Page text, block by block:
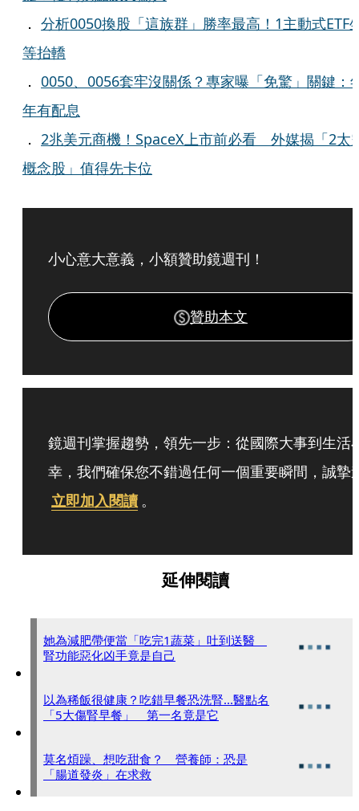
． 分析0050換股「這族群」勝率最高！1主動式ETF
等抬轎
． 0050、0056套牢沒關係？專家曝「免驚」關鍵：
年有配息
． 2兆美元商機！SpaceX上市前必看 外媒揭「2太
概念股」值得先卡位
小心意大意義，小額贊助鏡週刊！
贊助本文
鏡週刊掌握趨勢，領先一步：從國際大事到生活
幸，我們確保您不錯過任何一個重要瞬間，誠摯
立即加入閱讀 。
延伸閱讀
她為減肥帶便當「吃完1蔬菜」吐到送醫
腎功能惡化凶手竟是自己
以為稀飯很健康？吃錯早餐恐洗腎...醫點名
「5大傷腎早餐」 第一名竟是它
莫名煩躁、想吃甜食？ 營養師：恐是
「腸道發炎」在求救